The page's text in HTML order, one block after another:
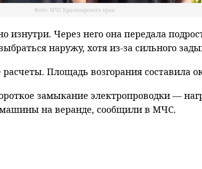
Фото: МЧС Красноярского края
изнутри. Через него она передала
наружу, хотя из-за сильного
Площадь возгорания составила
замыкание электропроводки —
на веранде, сообщили в МЧС.